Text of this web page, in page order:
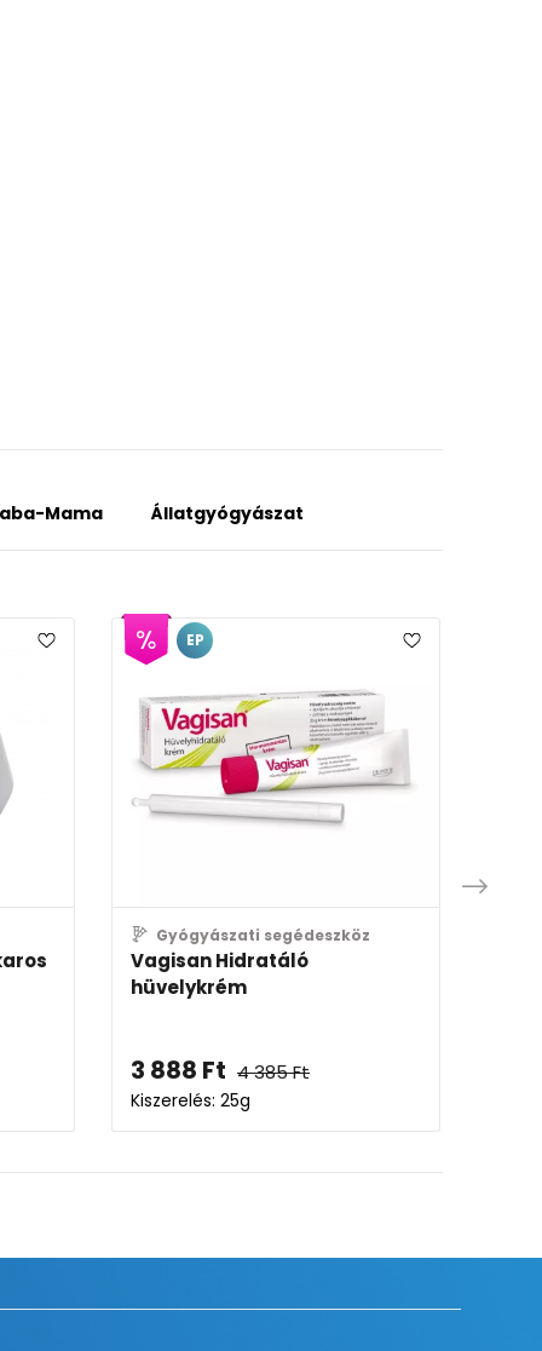
Mama Állatgyógyászat
Gyógyászati segédeszköz
Vagisan Hidratáló
hüvelykrém
3 888 Ft 4 385Ft
Kiszerelés: 25g
EP